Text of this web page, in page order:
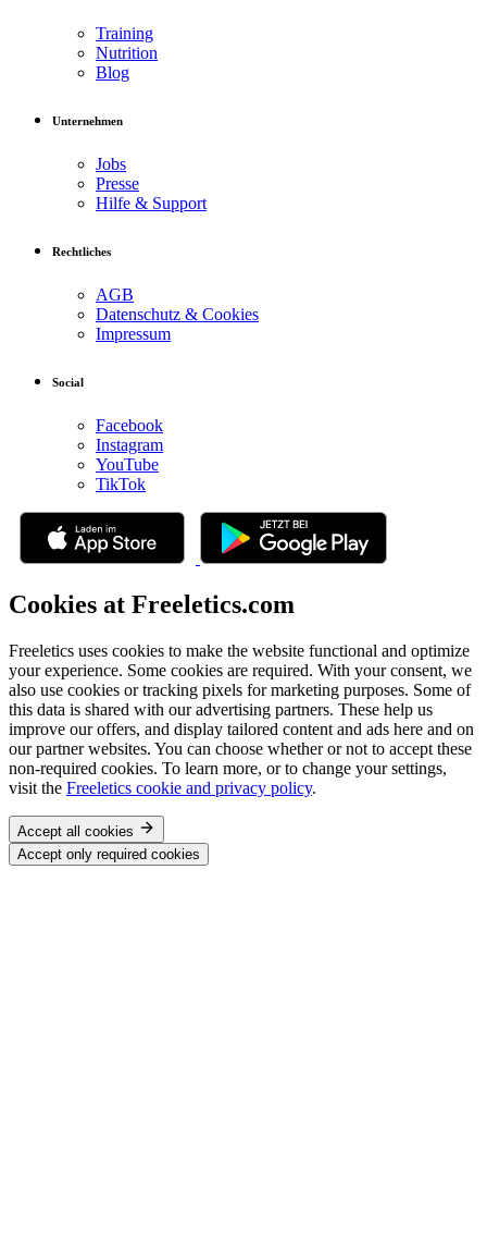
Training
Nutrition
Blog
Unternehmen
Jobs
Presse
Hilfe & Support
Rechtliches
AGB
Datenschutz & Cookies
Impressum
Social
Facebook
Instagram
YouTube
TikTok
Cookies at Freeletics.com
Freeletics uses cookies to make the website functional and optimize
your experience. Some cookies are required. With your consent, we
also use cookies or tracking pixels for marketing purposes. Some of
this data is shared with our advertising partners. These help us
improve our offers, and display tailored content and ads here and on
our partner websites. You can choose whether or not to accept these
non-required cookies. To learn more, or to change your settings,
visit the Freeletics cookie and privacy policy.
Accept all cookies
Accept only required cookies